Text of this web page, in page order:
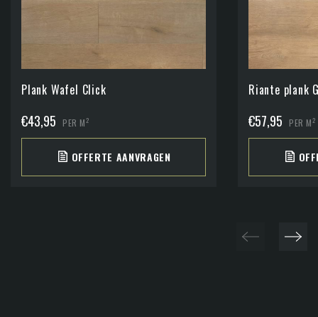
Plank Wafel Click
€43,95 PER M2
OFFERTE AANVRAGEN
Riante plank
€57,95 PER M2